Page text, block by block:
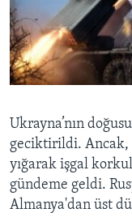
HAYATTAN
SANAT
BIZI TAKIP EDIN
Diller
Ukrayna’nın
geciktirildi. Ancak,
yığarak işgal
gündeme geldi.
Almanya'dan üst